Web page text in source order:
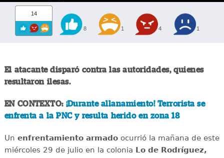
14
8 1 4 1
El atacante disparó contra las autoridades, quienes
resultaron ilesas.
EN CONTEXTO: ¡Durante allanamiento! Terrorista se
enfrenta a la PNC y resulta herido en zona 18
Un enfrentamiento armadoocurrió la mañana de este
miércoles 29 de julio en la colonia Lo de Rodríguez,